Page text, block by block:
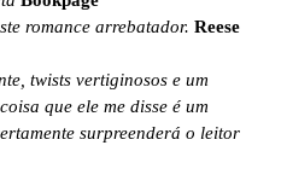
romance arrebatador. Reese
twists vertiginosos e um
que ele me disse é um
surpreenderá o leitor